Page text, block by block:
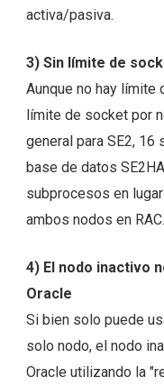
activa/pasiva.
3) Sin límite de
Aunque no hay límite
límite de socket por
general para SE2,
base de datos
subprocesos en
ambos nodos en RAC.
4) El nodo inactivo
Oracle
Si bien solo puede
solo nodo, el nodo
Oracle utilizando la